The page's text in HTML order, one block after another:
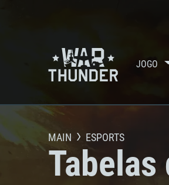
JOGO
MAIN ESPORTS